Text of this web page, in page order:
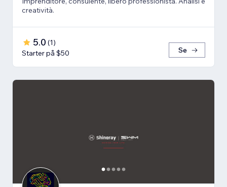
creatività.
5.0 (1)
Starter på $50
Se